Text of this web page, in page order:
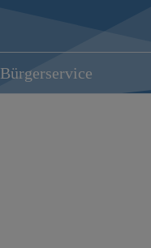
Bürgerservice